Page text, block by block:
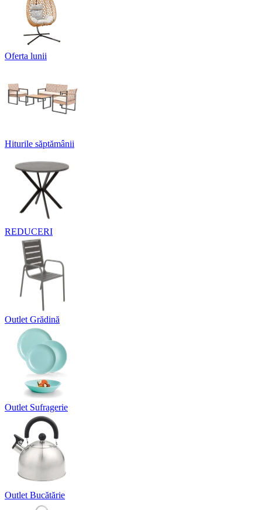
Oferta lunii
Hiturile săptămânii
REDUCERI
Outlet Grădină
Outlet Sufragerie
Outlet Bucătărie